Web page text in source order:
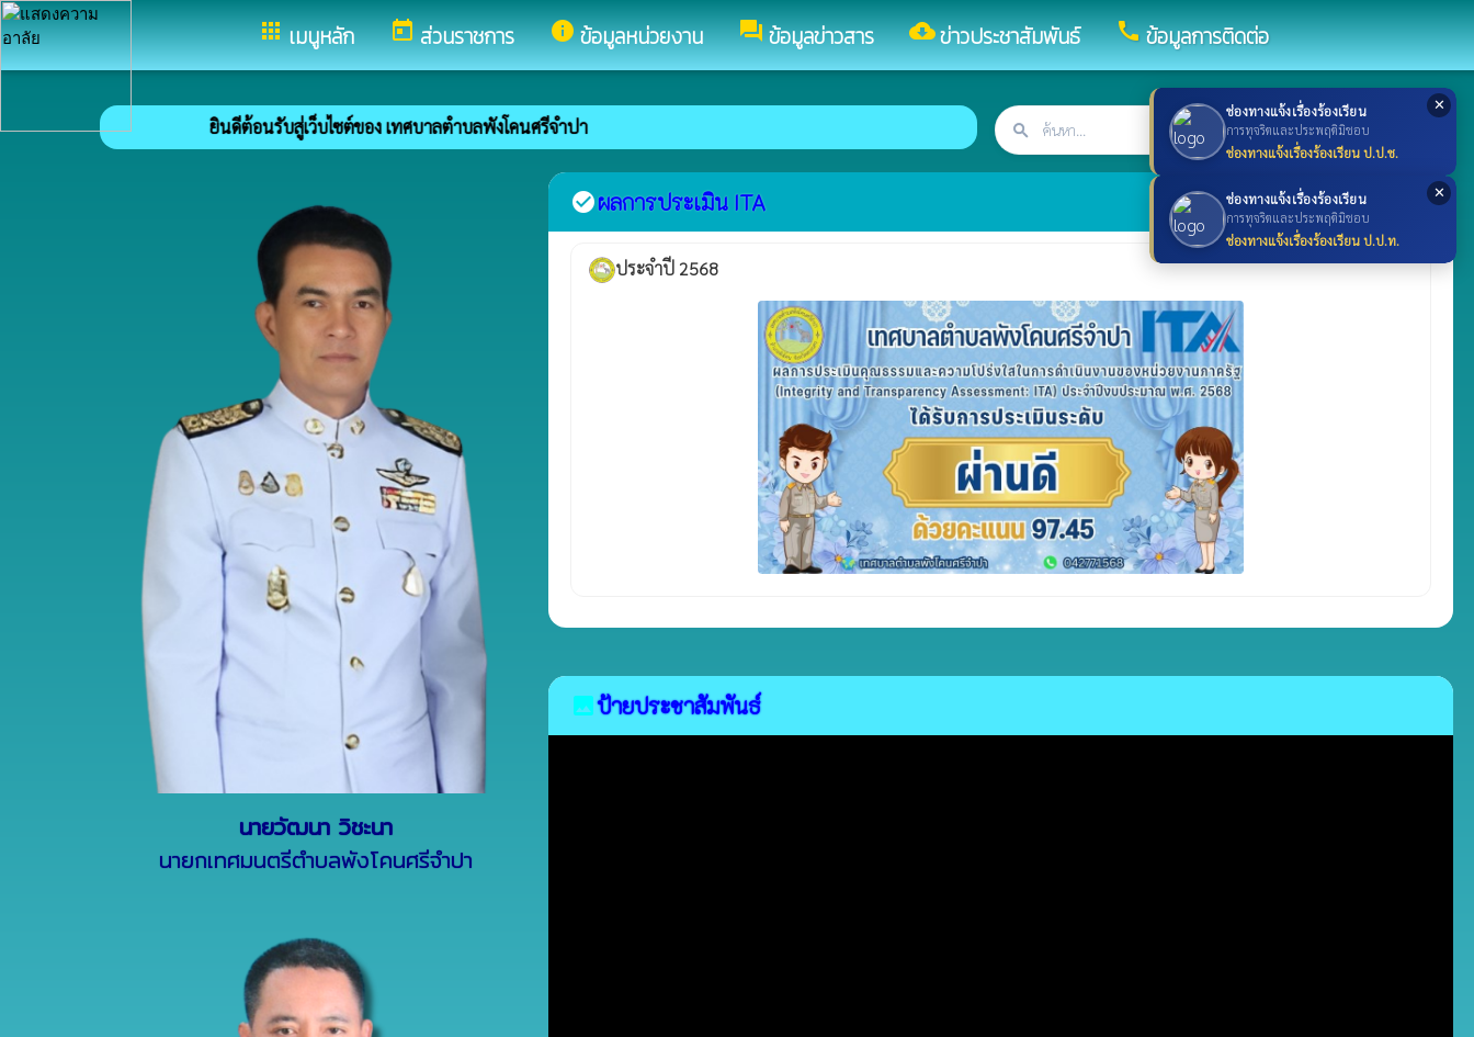
✕
ช่องทางแจ้งเรื่องร้องเรียน
การทุจริตและประพฤติมิชอบ
ช่องทางแจ้งเรื่องร้องเรียน ป.ป.ช.
✕
ช่องทางแจ้งเรื่องร้องเรียน
การทุจริตและประพฤติมิชอบ
ช่องทางแจ้งเรื่องร้องเรียน ป.ป.ท.
appsเมนูหลัก todayส่วนราชการ infoข้อมูลหน่วยงาน forumข้อมูลข่าวสาร cloud_downloadข่าวประชาสัมพันธ์ callข้อมูลการติดต่อ
อำเภอพังโคน จังหวัดสกลนคร
ยินดีต้อนรับสู่เว็บไซต์ของ เทศบาลตำบลพังโคนศรีจำปา search searchค้นหา
นายวัฒนา วิชะนา
นายกเทศมนตรีตำบลพังโคนศรีจำปา
check_circleผลการประเมิน ITA
ประจำปี 2568
imageป้ายประชาสัมพันธ์